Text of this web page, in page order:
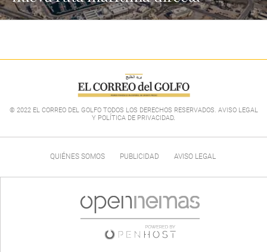
© 2022 EL CORREO DEL GOLFO TODOS LOS DERECHOS RESERVADOS. AVISO LEGAL
Y POLÍTICA DE PRIVACIDAD.
QUIÉNES SOMOS PUBLICIDAD AVISO LEGAL